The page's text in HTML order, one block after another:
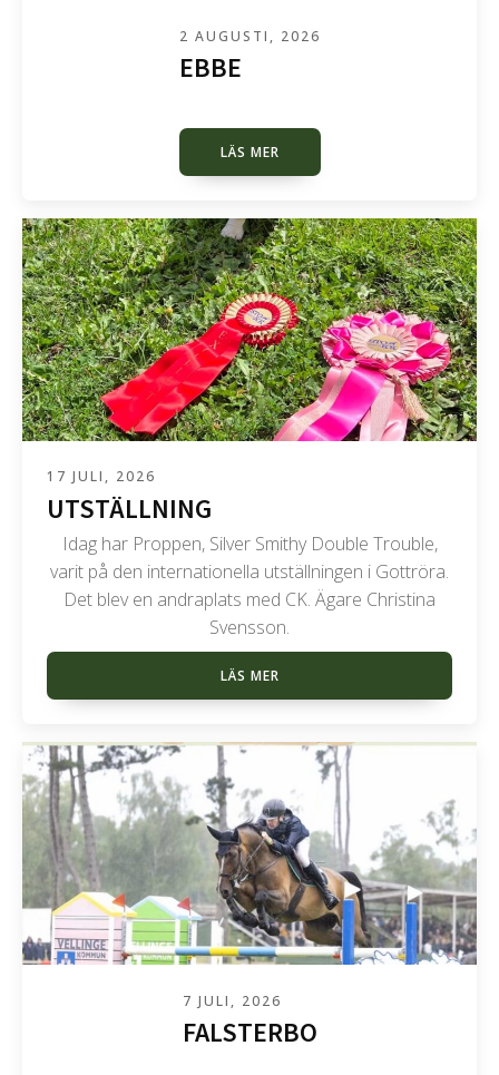
2 AUGUSTI, 2026
EBBE
LÄS MER
17 JULI, 2026
UTSTÄLLNING
Idag har Proppen, Silver Smithy Double Trouble,
varit på den internationella utställningen i Gottröra.
Det blev en andraplats med CK. Ägare Christina
Svensson.
LÄS MER
7 JULI, 2026
FALSTERBO